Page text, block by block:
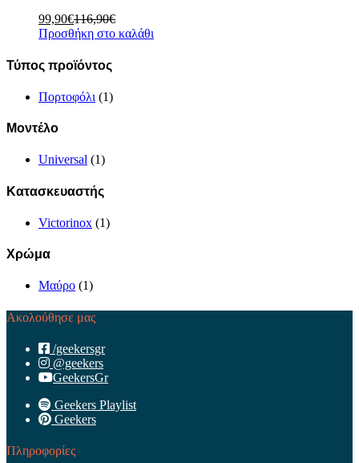
99,90€116,90€
Προσθήκη στο καλάθι
Τύπος προϊόντος
Πορτοφόλι (1)
Μοντέλο
Universal (1)
Κατασκευαστής
Victorinox (1)
Χρώμα
Μαύρο (1)
Ακολούθησε μας
/geekersgr
@geekers
GeekersGr
Geekers Playlist
Geekers
Πληροφορίες